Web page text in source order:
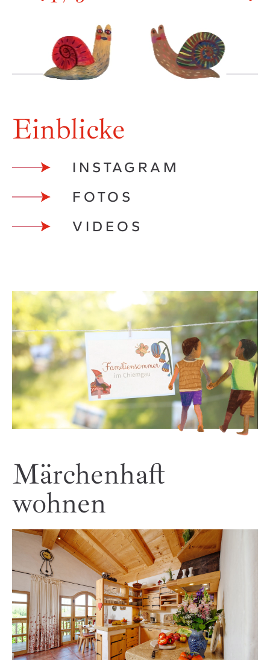
Einblicke
INSTAGRAM
FOTOS
VIDEOS
Märchenhaft
wohnen
Heuboden
2 bis 6 Pers.
Mühle
2 bis 6 Pers.